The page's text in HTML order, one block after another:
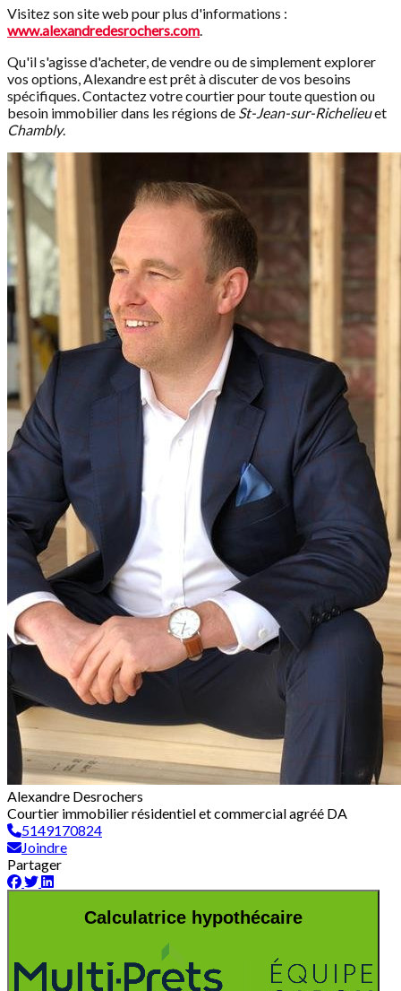
Visitez son site web pour plus d'informations :
www.alexandredesrochers.com.
Qu'il s'agisse d'acheter, de vendre ou de simplement explorer
vos options, Alexandre est prêt à discuter de vos besoins
spécifiques. Contactez votre courtier pour toute question ou
besoin immobilier dans les régions de St-Jean-sur-Richelieuet
Chambly.
Alexandre Desrochers
Courtier immobilier résidentiel et commercial agréé DA
5149170824
Joindre
Partager
Calculatrice hypothécaire